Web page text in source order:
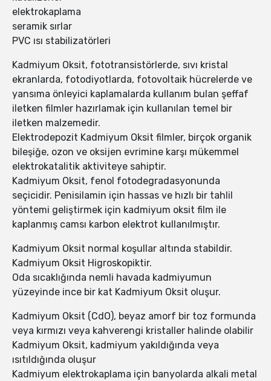
elektrokaplama
seramik sırlar
PVC ısı stabilizatörleri
Kadmiyum Oksit, fototransistörlerde, sıvı kristal
ekranlarda, fotodiyotlarda, fotovoltaik hücrelerde ve
yansıma önleyici kaplamalarda kullanım bulan şeffaf
iletken filmler hazırlamak için kullanılan temel bir
iletken malzemedir.
Elektrodepozit Kadmiyum Oksit filmler, birçok organik
bileşiğe, ozon ve oksijen evrimine karşı mükemmel
elektrokatalitik aktiviteye sahiptir.
Kadmiyum Oksit, fenol fotodegradasyonunda
seçicidir. Penisilamin için hassas ve hızlı bir tahlil
yöntemi geliştirmek için kadmiyum oksit film ile
kaplanmış camsı karbon elektrot kullanılmıştır.
Kadmiyum Oksit normal koşullar altında stabildir.
Kadmiyum Oksit Higroskopiktir.
Oda sıcaklığında nemli havada kadmiyumun
yüzeyinde ince bir kat Kadmiyum Oksit oluşur.
Kadmiyum Oksit (CdO), beyaz amorf bir toz formunda
veya kırmızı veya kahverengi kristaller halinde olabilir
Kadmiyum Oksit, kadmiyum yakıldığında veya
ısıtıldığında oluşur
Kadmiyum elektrokaplama için banyolarda alkali metal